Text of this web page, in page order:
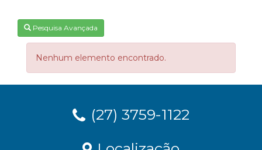
Pesquisa Avançada
Nenhum elemento encontrado.
(27) 3759-1122